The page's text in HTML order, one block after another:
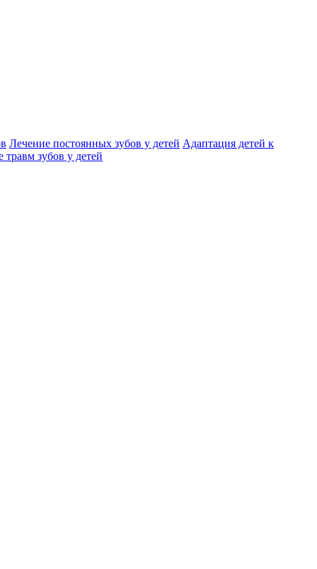
Лечение постоянных зубов у детей Адаптация детей к
травм зубов у детей